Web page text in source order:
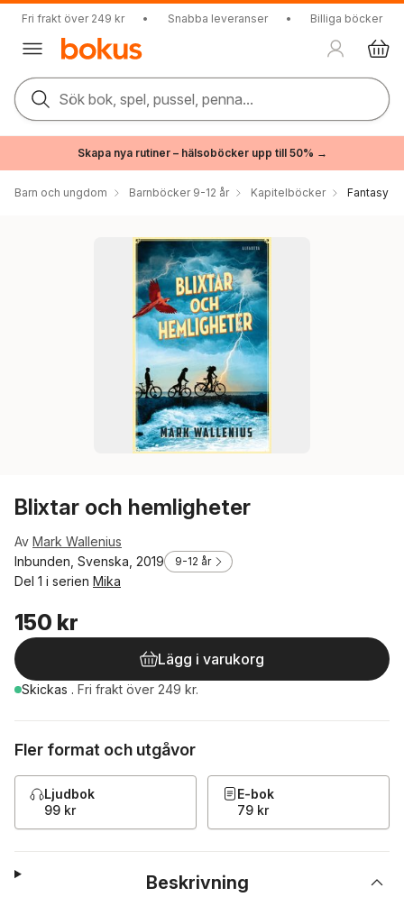
Fri frakt över 249 kr • Snabba leveranser • Billiga böcker
Sök bok, spel, pussel, penna...
Skapa nya rutiner – hälsoböcker upp till 50% →
Barn och ungdom Barnböcker 9-12 år Kapitelböcker Fantasy
Blixtar och hemligheter
Av Mark Wallenius
Inbunden, Svenska, 2019
9-12 år
Del 1 i serien Mika
150 kr
Lägg i varukorg
Skickas . Fri frakt över 249 kr.
Fler format och utgåvor
Ljudbok
99 kr
E-bok
79 kr
Beskrivning